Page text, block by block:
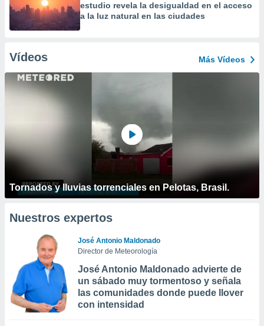
estudio revela la desigualdad en el acceso
a la luz natural en las ciudades
Vídeos Más Vídeos
Tornados y lluvias torrenciales en Pelotas, Brasil.
Nuestros expertos
José Antonio Maldonado
Director de Meteorología
José Antonio Maldonado advierte de
un sábado muy tormentoso y señala
las comunidades donde puede llover
con intensidad